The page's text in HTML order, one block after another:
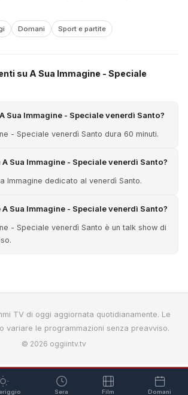
Domani Sport e partite
su A Sua Immagine - Speciale
Sua Immagine - Speciale venerdì Santo?
- Speciale venerdì Santo dura 60 minuti.
Sua Immagine - Speciale venerdì Santo?
Immagine dedicato al venerdì Santo.
A Sua Immagine - Speciale venerdì Santo?
- Speciale venerdì Santo è un talk show di
TV di oggi aggiornata quotidianamente. Le
variare le programmazioni senza preavviso.
© 2026 oggiintv.tv
Sera Film Domani